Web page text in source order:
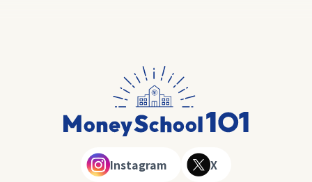
Instagram X